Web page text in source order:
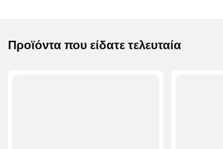
Προϊόντα που είδατε τελευταία